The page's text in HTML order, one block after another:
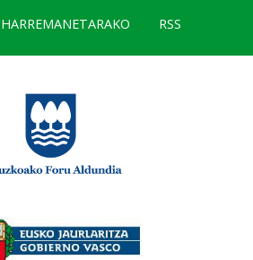
HARREMANETARAKO RSS